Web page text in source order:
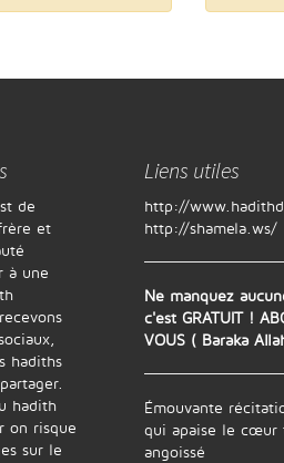
de
et
à une
hadiths
hadith
on risque
sur le
Liens utiles
http://
http://shamela.ws/
Ne manquez
c'est GRATUIT !
VOUS ( Baraka
Émouvante
qui apaise le cœur
angoissé